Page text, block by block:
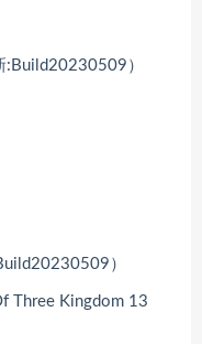
）